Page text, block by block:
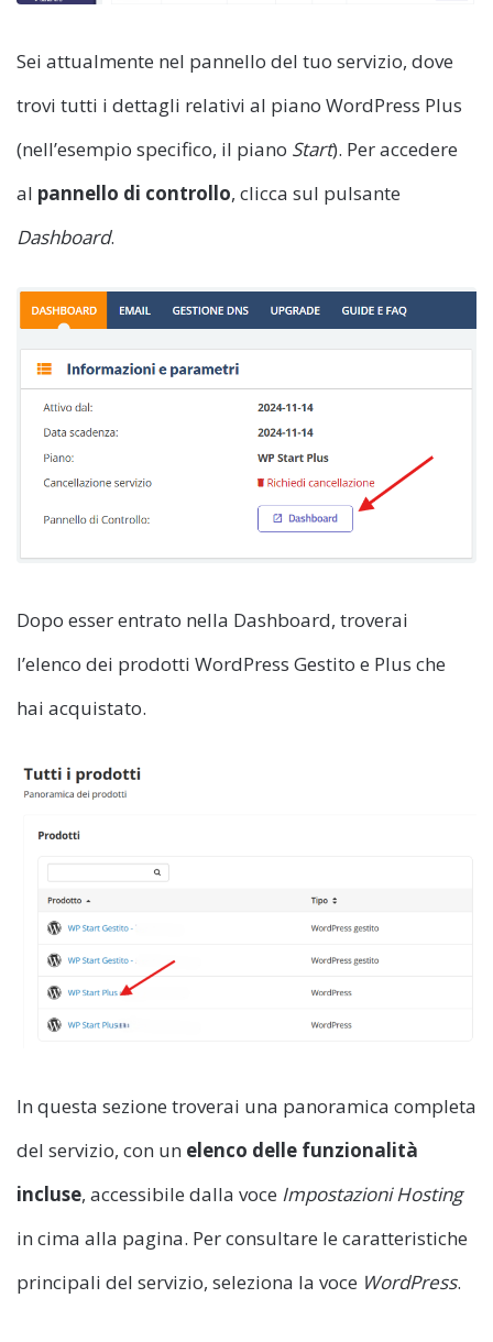
Sei attualmente nel pannello del tuo servizio, dove
trovi tutti i dettagli relativi al piano WordPress Plus
(nell’esempio specifico, il piano Start). Per accedere
al pannello di controllo, clicca sul pulsante
Dashboard.
Dopo esser entrato nella Dashboard, troverai
l’elenco dei prodotti WordPress Gestito e Plus che
hai acquistato.
In questa sezione troverai una panoramica completa
del servizio, con un elenco delle funzionalità
incluse, accessibile dalla voce Impostazioni Hosting
in cima alla pagina. Per consultare le caratteristiche
principali del servizio, seleziona la voce WordPress.